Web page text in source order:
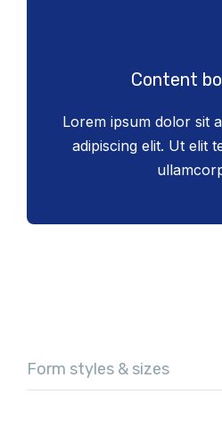
Content
Lorem ipsum dolor sit
adipiscing elit. Ut elit
Form styles & sizes